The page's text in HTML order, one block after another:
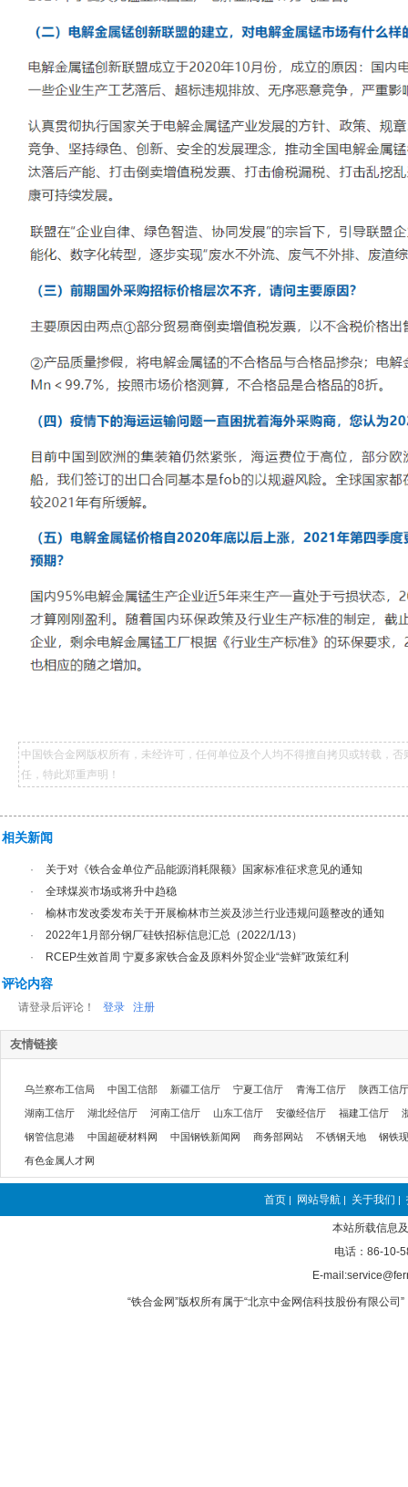
中国铁合金网版权所有，未经许可，任何单位及个人均不得擅自拷贝或转载，
任，特此郑重声明！
相关新闻
·
关于对《铁合金单位产品能源消耗限额》国家标准征求意见的通知
·
全球煤炭市场或将升中趋稳
·
榆林市发改委发布关于开展榆林市兰炭及涉兰行业违规问题整改的通知
·
2022年1月部分钢厂硅铁招标信息汇总（2022/1/13）
·
RCEP生效首周 宁夏多家铁合金及原料外贸企业“尝鲜”政策红利
评论内容
请登录后评论！ 登录 注册
友情链接
乌兰察布工信局 中国工信部 新疆工信厅 宁夏工信厅 青海工信厅 陕西工信厅
湖南工信厅 湖北经信厅 河南工信厅 山东工信厅 安徽经信厅 福建工信厅
钢管信息港 中国超硬材料网 中国钢铁新闻网 商务部网站 不锈钢天地 钢铁
有色金属人才网
首页 | 网站导航 | 关于我们 |
本站所载信息
电话：86-10-
E-
“铁合金网”版权所有属于“北京中金网信科技股份有限公司